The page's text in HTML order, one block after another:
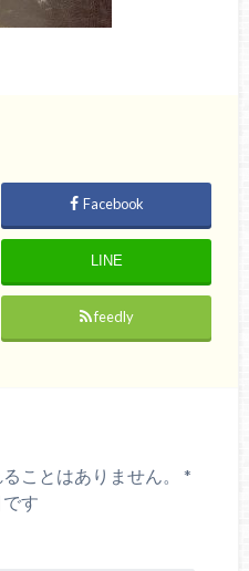
Facebook
LINE
feedly
ことはありません。
*
す